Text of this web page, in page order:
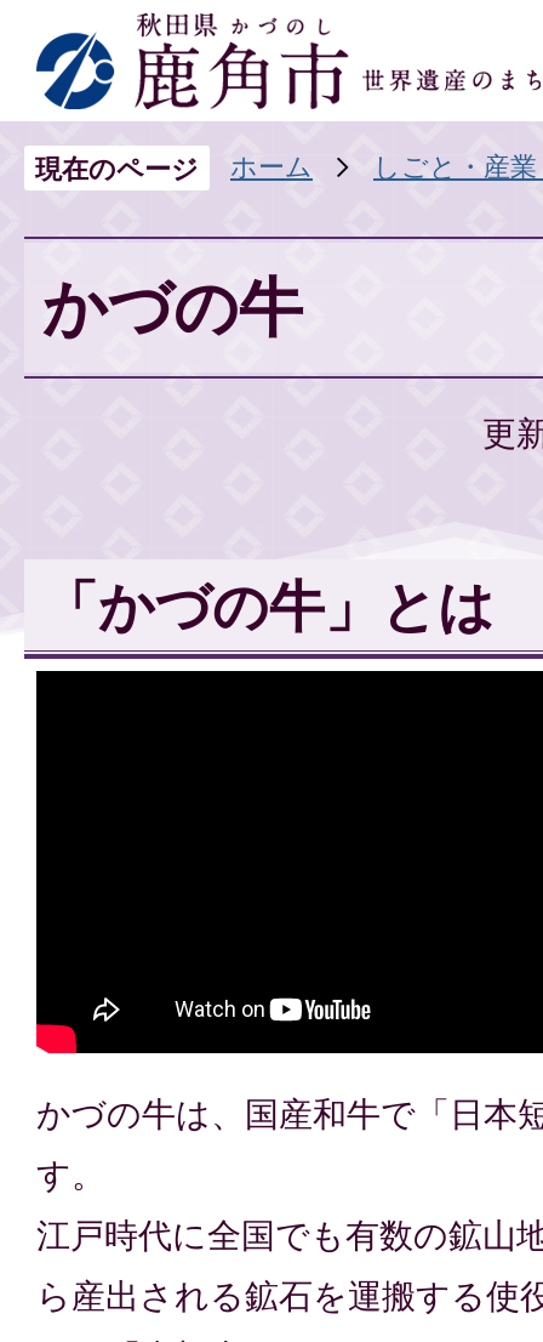
現在のページ ホーム しごと・産
かづの牛
更
「かづの牛」とは
かづの牛は、国産和牛で「日本
す。
江戸時代に全国でも有数の鉱山
ら産出される鉱石を運搬する使